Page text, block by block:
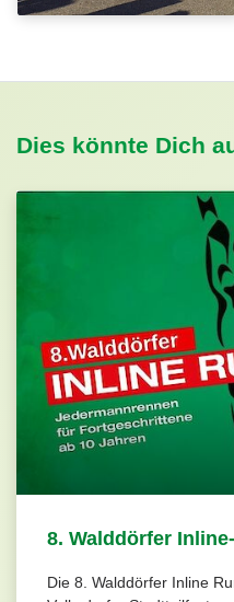
Dies könnte Dich
8. Walddörfer
Die 8. Walddörfer Inline